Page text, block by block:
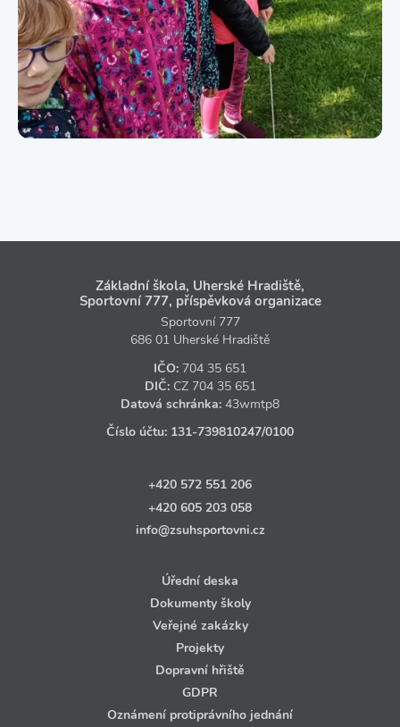
Základní škola, Uherské Hradiště,
Sportovní 777, příspěvková organizace
Sportovní 777
686 01 Uherské Hradiště
IČO: 704 35 651
DIČ: CZ 704 35 651
Datová schránka: 43wmtp8
Číslo účtu: 131‑739810247/0100
+420 572 551 206
+420 605 203 058
info@zsuhsportovni.cz
Úřední deska
Dokumenty školy
Veřejné zakázky
Projekty
Dopravní hřiště
GDPR
Oznámení protiprávního jednání